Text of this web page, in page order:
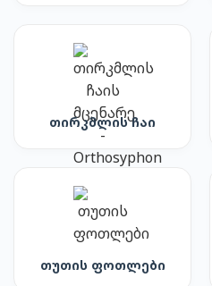
თირკმლის ჩაი
თუთის ფოთლები